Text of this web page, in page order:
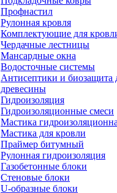
Профнастил
Рулонная кровля
Комплектующие для
Чердачные лестницы
Мансардные окна
Водосточные системы
Антисептики и биозащита
древесины
Гидроизоляция
Гидроизоляционные смеси
Мастика
Мастика для кровли
Праймер битумный
Рулонная гидроизоляция
Газобетонные блоки
Стеновые блоки
U-образные блоки